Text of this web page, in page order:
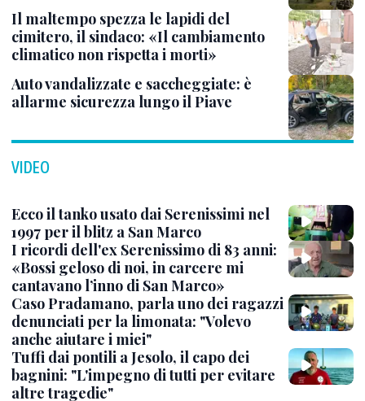
Il maltempo spezza le lapidi del
cimitero, il sindaco: «Il cambiamento
climatico non rispetta i morti»
Auto vandalizzate e saccheggiate: è
allarme sicurezza lungo il Piave
VIDEO
Ecco il tanko usato dai Serenissimi nel
1997 per il blitz a San Marco
I ricordi dell'ex Serenissimo di 83 anni:
«Bossi geloso di noi, in carcere mi
cantavano l’inno di San Marco»
Caso Pradamano, parla uno dei ragazzi
denunciati per la limonata: "Volevo
anche aiutare i miei"
Tuffi dai pontili a Jesolo, il capo dei
bagnini: "L'impegno di tutti per evitare
altre tragedie"